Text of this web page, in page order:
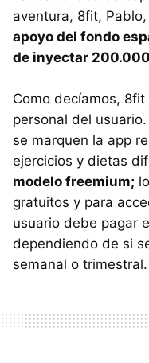
aventura, 8fit,
apoyo del fondo
de inyectar
Como decíamos,
personal del
se marquen la app
ejercicios y dietas
modelo freemium;
gratuitos y para
usuario debe pagar
dependiendo de si
semanal o trimestral.